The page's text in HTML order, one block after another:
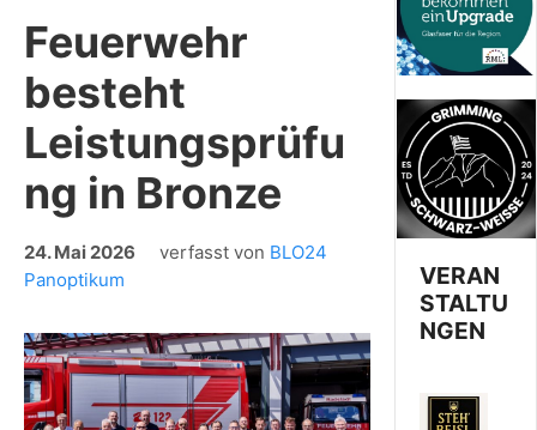
Feuerwehr
besteht
Leistungsprüfu
ng in Bronze
24. Mai 2026 verfasst von BLO24
Panoptikum
VERAN
STALTU
NGEN